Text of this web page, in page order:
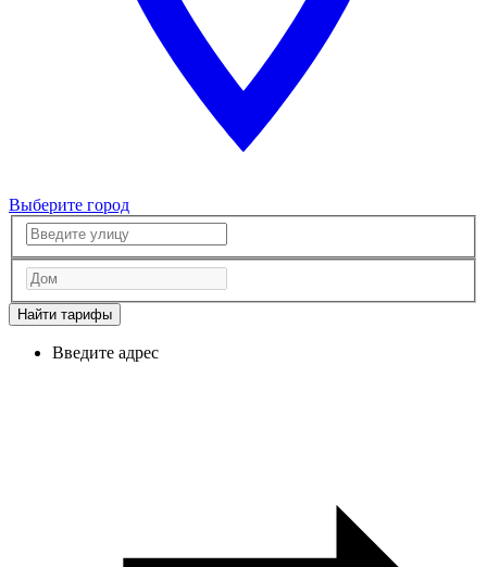
Выберите город
Найти тарифы
Введите адрес